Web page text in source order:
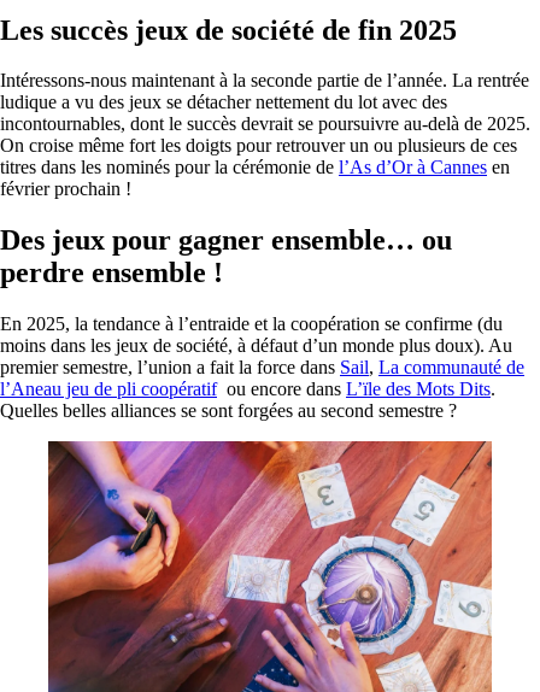
Les succès jeux de société de fin 2025
Intéressons-nous maintenant à la seconde partie de l’année. La rentrée
ludique a vu des jeux se détacher nettement du lot avec des
incontournables, dont le succès devrait se poursuivre au-delà de 2025.
On croise même fort les doigts pour retrouver un ou plusieurs de ces
titres dans les nominés pour la cérémonie de l’As d’Or à Cannes en
février prochain !
Des jeux pour gagner ensemble… ou
perdre ensemble !
En 2025, la tendance à l’entraide et la coopération se confirme (du
moins dans les jeux de société, à défaut d’un monde plus doux). Au
premier semestre, l’union a fait la force dans Sail, La communauté de
l’Aneau jeu de pli coopératifou encore dans L’ïle des Mots Dits.
Quelles belles alliances se sont forgées au second semestre ?